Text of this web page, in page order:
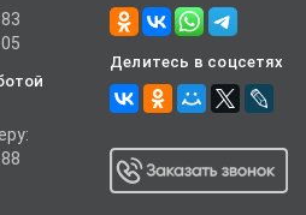
Делитесь в соцсетях